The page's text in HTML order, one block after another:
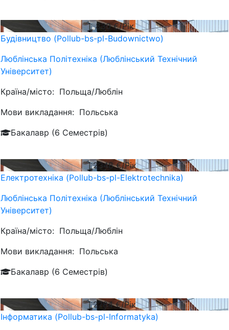
830€/Рік
Будівництво (Pollub-bs-pl-Budownictwo)
Люблiнська Політехніка (Люблінський Технічний
Університет)
Країна/місто: Польща/Люблін
Мови викладання: Польська
Бакалавр (6 Семестрів)
2348€/Рік
Електротехніка (Pollub-bs-pl-Elektrotechnika)
Люблiнська Політехніка (Люблінський Технічний
Університет)
Країна/місто: Польща/Люблін
Мови викладання: Польська
Бакалавр (6 Семестрів)
2784€/Рік
Інформатика (Pollub-bs-pl-Informatyka)